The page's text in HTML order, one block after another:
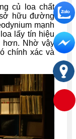
củ loa chất
hữu đường
mạnh
lấy tín hiệu
hơn. Nhờ vậy
chính xác và